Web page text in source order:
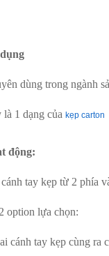
dùng trong ngành
1 dạng của kẹp carton
động:
tay kẹp từ 2 phía
option lựa chọn:
cánh tay kẹp cùng ra